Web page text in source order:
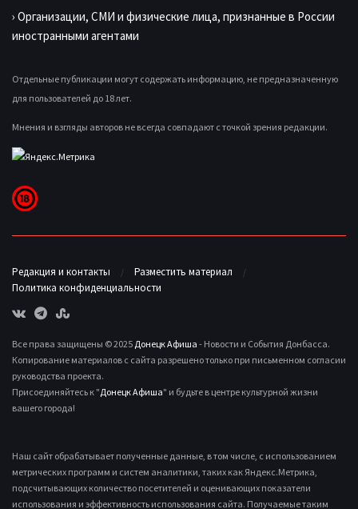
› Организации, СМИ и физические лица, признанные в России
иностранными агентами
Отдельные публикации могут содержать информацию, не предназначенную
для пользователей до 18 лет.
Мнения и взгляды авторов не всегда совпадают с точкой зрения редакции.
Редакция и контакты
Разместить материал
Политика конфиденциальности
Все права защищены © 2025 Донецк Афиша - Новости и События Донбасса.
Копирование материалов с сайта разрешено только при письменном согласии
руководства проекта.
Присоединяйтесь к "Донецк Афиша" и будьте в центре культурной жизни
вашего города!
Наш сайт обрабатывает полученные данные, в том числе, с использованием
метрических программ и систем аналитики, таких как Яндекс.Метрика,
подсчитывающих количество посетителей и оценивающих показатели
использования и эффективность использования сайта. Получаемые таким